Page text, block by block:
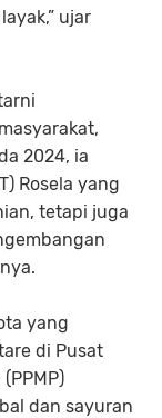
ujar
2024, ia
Rosela yang
tetapi juga
yang
di Pusat
dan sayuran